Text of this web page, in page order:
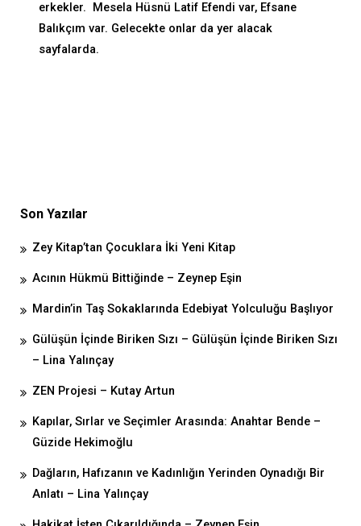
erkekler. Mesela Hüsnü Latif Efendi var, Efsane
Balıkçım var. Gelecekte onlar da yer alacak
sayfalarda.
Son Yazılar
Zey Kitap’tan Çocuklara İki Yeni Kitap
Acının Hükmü Bittiğinde – Zeynep Eşin
Mardin’in Taş Sokaklarında Edebiyat Yolculuğu Başlıyor
Gülüşün İçinde Biriken Sızı – Gülüşün İçinde Biriken Sızı
– Lina Yalınçay
ZEN Projesi – Kutay Artun
Kapılar, Sırlar ve Seçimler Arasında: Anahtar Bende –
Güzide Hekimoğlu
Dağların, Hafızanın ve Kadınlığın Yerinden Oynadığı Bir
Anlatı – Lina Yalınçay